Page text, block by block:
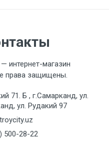
интернет-магазин
права защищены.
71. Б , г.Самарканд, ул.
ул. Рудакий 97
500-28-22